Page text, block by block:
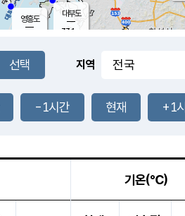
풍도
m/s
영흥도
32.6
℃
대부도
33.1
지역
-1시간 현재 +1
기온(℃)